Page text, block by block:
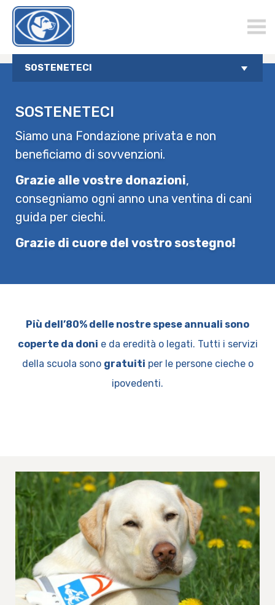
SOSTENETECI
SOSTENETECI
Siamo una Fondazione privata e non
beneficiamo di sovvenzioni.
Grazie alle vostre donazioni,
consegniamo ogni anno una ventina di cani
guida per ciechi.
Grazie di cuore del vostro sostegno!
Più dell’80% delle nostre spese annuali sono
coperte da doni e da eredità o legati. Tutti i servizi
della scuola sono gratuiti per le persone cieche o
ipovedenti.